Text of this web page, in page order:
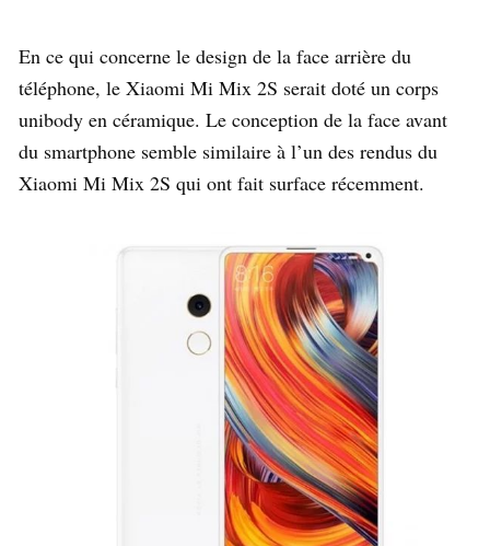
En ce qui concerne le design de la face arrière du
téléphone, le Xiaomi Mi Mix 2S serait doté un corps
unibody en céramique. Le conception de la face avant
du smartphone semble similaire à l’un des rendus du
Xiaomi Mi Mix 2S qui ont fait surface récemment.